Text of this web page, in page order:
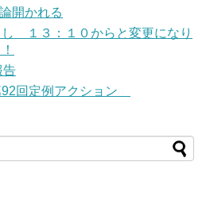
開かれる
し １３：１０からと変更になり
回定例アクション